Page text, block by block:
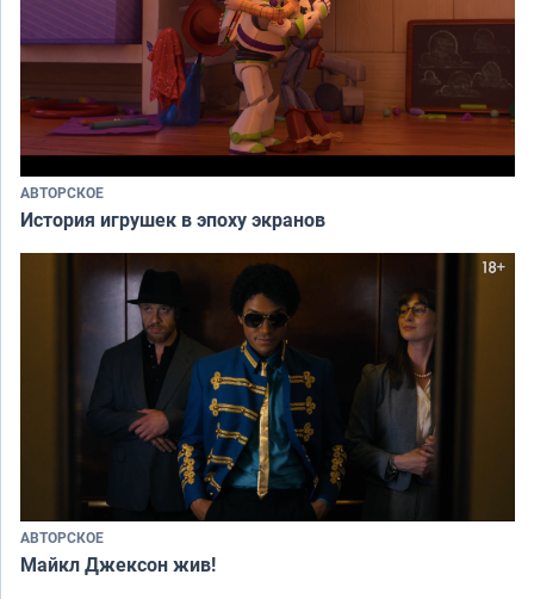
АВТОРСКОЕ
История игрушек в эпоху экранов
АВТОРСКОЕ
Майкл Джексон жив!